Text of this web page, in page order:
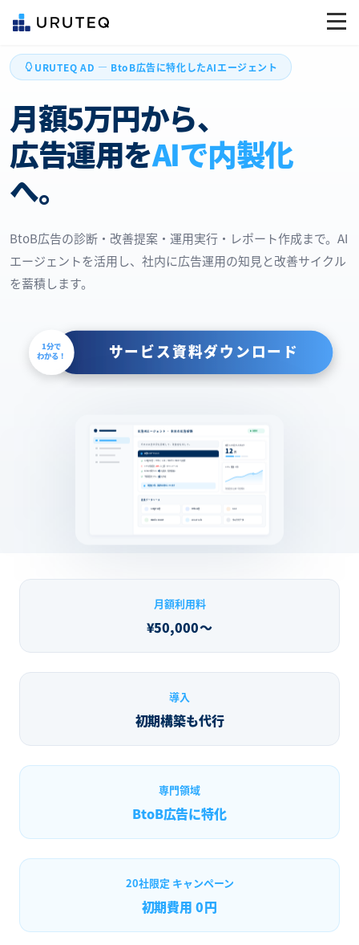
URUTEQ AD — BtoB広告に特化したAIエージェント
月額5万円から、
広告運用をAIで内製化
へ。
BtoB広告の診断・改善提案・運用実行・レポート作成まで。AI
エージェントを活用し、社内に広告運用の知見と改善サイクル
を蓄積します。
サービス資料ダウンロード
1分で
わかる！
広告AIエージェント ・ 本日の広告診断 稼働中
広告AIエージェント
Google広告 / Meta / GA4 / Search Console を取得
!
CPAが前週比 +18%
に上昇（キャンペーンA）
BtoB不要クエリ8件を検出・除外候補に
予算再配分プラン3案を作成
改善案 3件、承認をお待ちしています
本日 AIが完了したタスク
12件
改善提案を反映 → 改善傾向
連携データソース
Google 広告 Meta 広告 GA4
Search Console LOGLY Ads ウルテクデータ
月額利用料
¥50,000〜
導入
初期構築も代行
専門領域
BtoB広告に特化
20社限定 キャンペーン
初期費用 0円